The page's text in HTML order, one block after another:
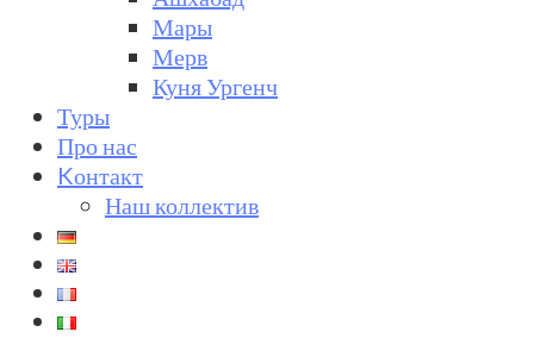
Мары
Мерв
Куня Ургенч
Туры
Про нас
Kонтакт
Наш коллектив